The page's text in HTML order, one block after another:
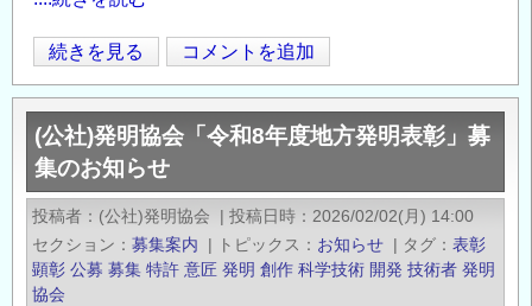
第
８
回
輝
く
女
性
研
究
続きを見る コメントを追加
(公社)発明協会「令和8年度地方発明表彰」募
集のお知らせ
投稿者 (公社)発明協会 | 投稿日時
2026/02/02(月) 14:00
セクション
募集案内 | トピックス お知らせ | タグ
表彰
顕彰 公募 募集 特許 意匠 発明 創作 科学技術 開発 技術者 発明
協会